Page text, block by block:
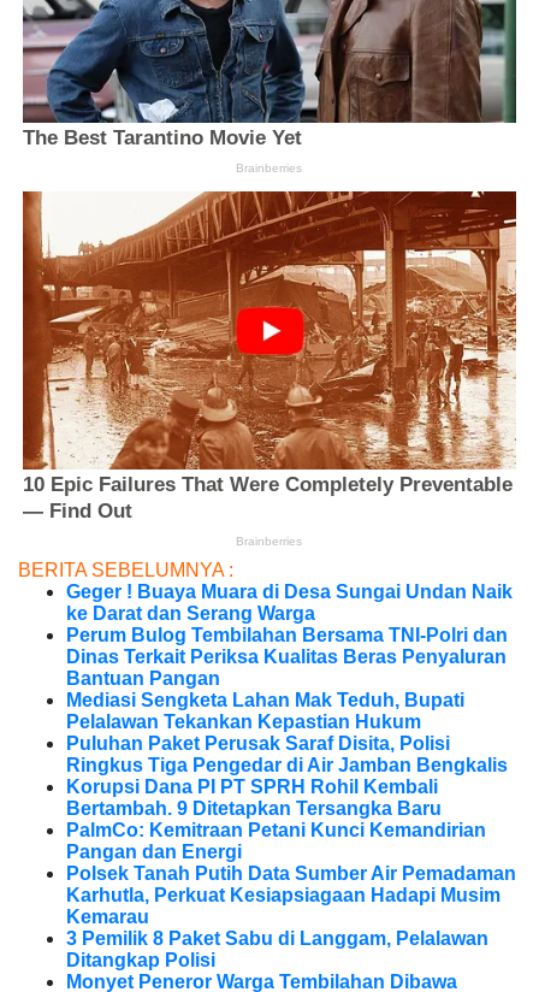
BERITA SEBELUMNYA :
Geger ! Buaya Muara di Desa Sungai Undan Naik
ke Darat dan Serang Warga
Perum Bulog Tembilahan Bersama TNI-Polri dan
Dinas Terkait Periksa Kualitas Beras Penyaluran
Bantuan Pangan
Mediasi Sengketa Lahan Mak Teduh, Bupati
Pelalawan Tekankan Kepastian Hukum
Puluhan Paket Perusak Saraf Disita, Polisi
Ringkus Tiga Pengedar di Air Jamban Bengkalis
Korupsi Dana PI PT SPRH Rohil Kembali
Bertambah. 9 Ditetapkan Tersangka Baru
PalmCo: Kemitraan Petani Kunci Kemandirian
Pangan dan Energi
Polsek Tanah Putih Data Sumber Air Pemadaman
Karhutla, Perkuat Kesiapsiagaan Hadapi Musim
Kemarau
3 Pemilik 8 Paket Sabu di Langgam, Pelalawan
Ditangkap Polisi
Monyet Peneror Warga Tembilahan Dibawa